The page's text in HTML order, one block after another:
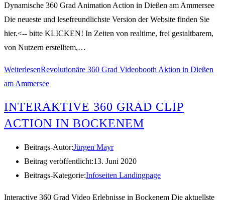
Dynamische 360 Grad Animation Action in Dießen am Ammersee
Die neueste und lesefreundlichste Version der Website finden Sie
hier.<-- bitte KLICKEN! In Zeiten von realtime, frei gestaltbarem,
von Nutzern erstelltem,…
WeiterlesenRevolutionäre 360 Grad Videobooth Aktion in Dießen
am Ammersee
INTERAKTIVE 360 GRAD CLIP
ACTION IN BOCKENEM
Beitrags-Autor:Jürgen Mayr
Beitrag veröffentlicht:13. Juni 2020
Beitrags-Kategorie:Infoseiten Landingpage
Interactive 360 Grad Video Erlebnisse in Bockenem Die aktuellste